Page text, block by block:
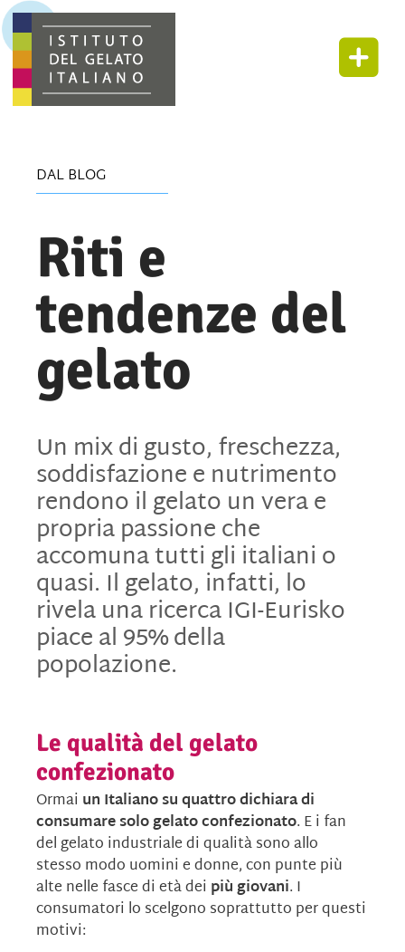
DAL BLOG
Riti e
tendenze del
gelato
Un mix di gusto, freschezza,
soddisfazione e nutrimento
rendono il gelato un vera e
propria passione che
accomuna tutti gli italiani o
quasi. Il gelato, infatti, lo
rivela una ricerca IGI-Eurisko
piace al 95% della
popolazione.
Le qualità del gelato
confezionato
Ormai un Italiano su quattro dichiara di
consumare solo gelato confezionato. E i fan
del gelato industriale di qualità sono allo
stesso modo uomini e donne, con punte più
alte nelle fasce di età dei più giovani. I
consumatori lo scelgono soprattutto per questi
motivi: